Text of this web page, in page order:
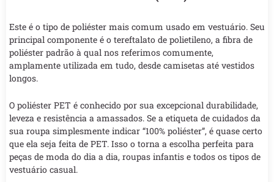
Este é o tipo de poliéster mais comum usado em vestuário. Seu
principal componente é o tereftalato de polietileno, a fibra de
poliéster padrão à qual nos referimos comumente,
amplamente utilizada em tudo, desde camisetas até vestidos
longos.
O poliéster PET é conhecido por sua excepcional durabilidade,
leveza e resistência a amassados. Se a etiqueta de cuidados da
sua roupa simplesmente indicar “100% poliéster”, é quase certo
que ela seja feita de PET. Isso o torna a escolha perfeita para
peças de moda do dia a dia, roupas infantis e todos os tipos de
vestuário casual.